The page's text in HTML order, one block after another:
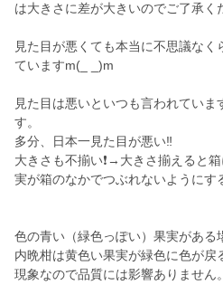
は大きさに差が大きいのでご了承く
見た目が悪くても本当に不思議な
ていますm(_ _)m
見た目は悪いといつも言われていま
す。
多分、日本一見た目が悪い‼️
大きさも不揃い❗→大きさ揃えると
実が箱のなかでつぶれないようにす
色の青い（緑色っぽい）果実がある
内晩柑は黄色い果実が緑色に色が戻
現象なので品質には影響ありません。